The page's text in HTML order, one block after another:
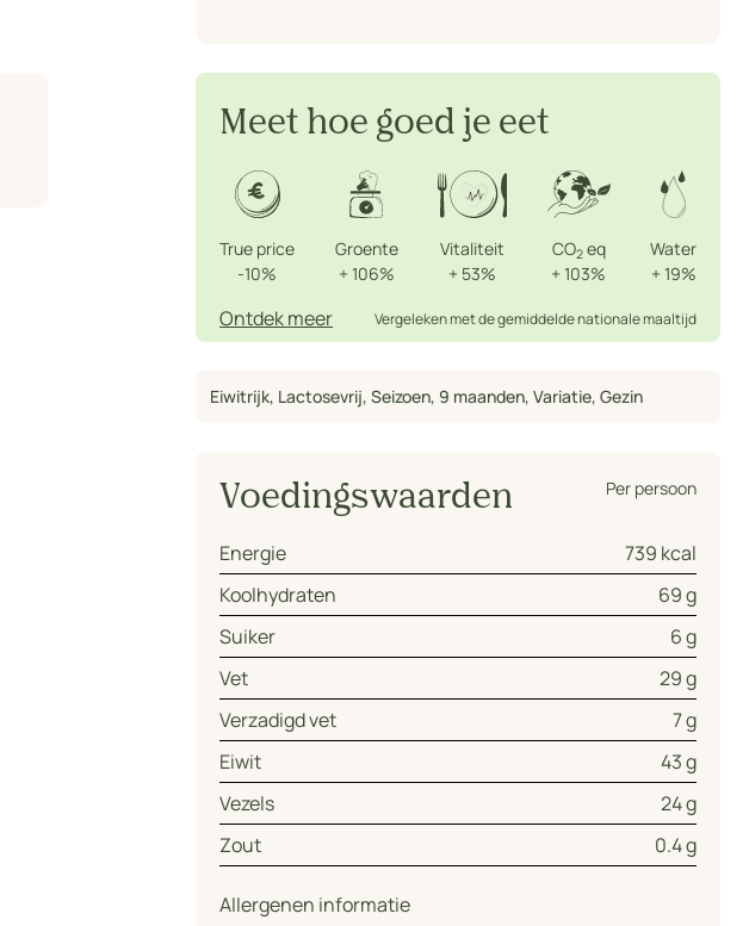
Meet hoe goed je eet
True price
-10%
Groente
+ 106%
Vitaliteit
+ 53%
CO2eq
+ 103%
Water
+ 19%
Ontdek meer Vergeleken met de gemiddelde nationale maaltijd
Eiwitrijk, Lactosevrij, Seizoen, 9 maanden, Variatie, Gezin
Voedingswaarden Per persoon
Energie
739 kcal
Koolhydraten
69 g
Suiker
6 g
Vet
29 g
Verzadigd vet
7 g
Eiwit
43 g
Vezels
24 g
Zout
0.4 g
Allergenen informatie